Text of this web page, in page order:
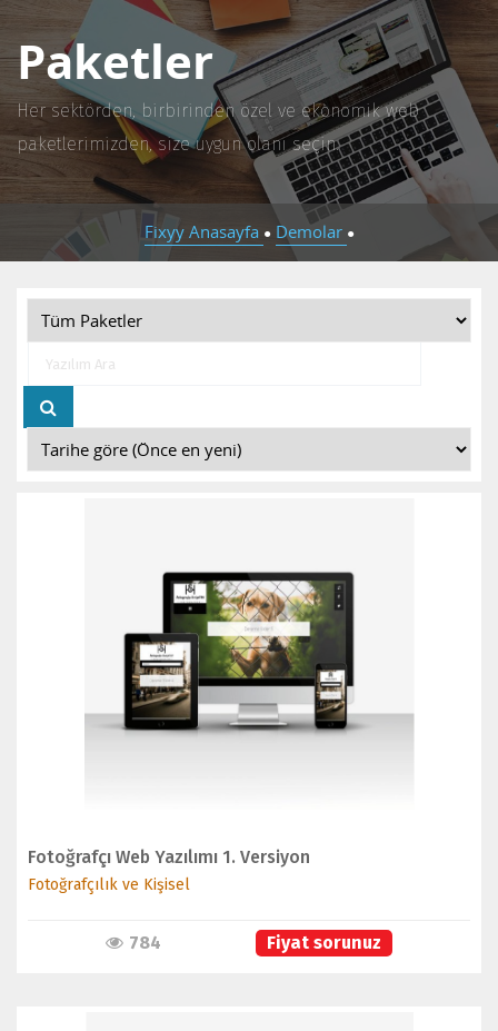
Paketler
Her sektörden, birbirinden özel ve ekonomik web
paketlerimizden, size uygun olanı seçin.
Fixyy Anasayfa ● Demolar ●
İNCELE
Fotoğrafçı Web Yazılımı 1. Versiyon
Fotoğrafçılık ve Kişisel
784 Fiyat sorunuz